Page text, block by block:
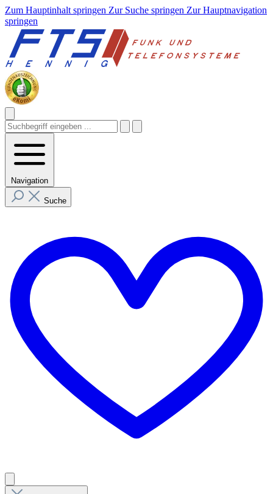
Zum Hauptinhalt springen Zur Suche springen Zur Hauptnavigation
springen
Navigation
Suche